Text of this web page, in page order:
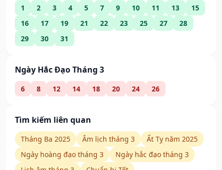
1 2 3 4 5 7 9 10 11 13
15
16
17 19 21 22 23 25 27
28
29
30 31
Ngày Hắc Đạo Tháng 3
6 8 12 14 18 20 24 26
Tìm kiếm liên quan
Tháng Ba 2025 Âm lịch tháng 3
Ất Tỵ năm 2025
Ngày hoàng đạo tháng 3
Ngày hắc đạo tháng 3